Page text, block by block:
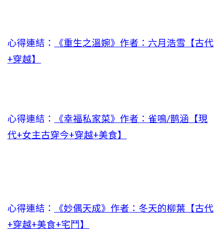
心得連結：
《重生之溫婉》作者：六月浩雪【古代
+穿越】
心得連結：
《幸福私家菜》作者：雀鳴/鹊涵【現
代+女主古穿今+穿越+美食】
心得連結：
《妙偶天成》作者：冬天的柳葉【古代
+穿越+美食+宅鬥】